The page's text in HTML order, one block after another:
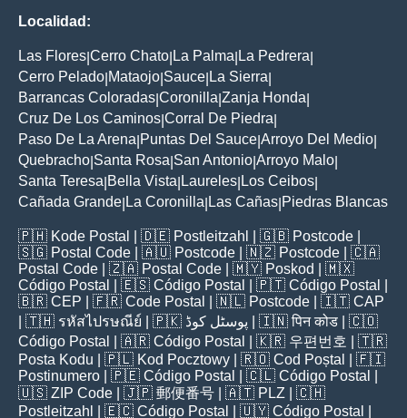
Localidad:
Las Flores Cerro Chato La Palma La Pedrera
Cerro Pelado Mataojo Sauce La Sierra
Barrancas Coloradas Coronilla Zanja Honda
Cruz De Los Caminos Corral De Piedra
Paso De La Arena Puntas Del Sauce Arroyo Del Medio
Quebracho Santa Rosa San Antonio Arroyo Malo
Santa Teresa Bella Vista Laureles Los Ceibos
Cañada Grande La Coronilla Las Cañas Piedras Blancas
🇵🇭 Kode Postal | 🇩🇪 Postleitzahl | 🇬🇧 Postcode
🇸🇬 Postal Code | 🇦🇺 Postcode | 🇳🇿 Postcode | 🇨🇦
Postal Code | 🇿🇦 Postal Code | 🇲🇾 Poskod
| 🇲🇽
Código Postal
| 🇪🇸 Código Postal | 🇵🇹 Código Postal
🇧🇷 CEP | 🇫🇷 Code Postal | 🇳🇱 Postcode | 🇮🇹 CAP
| 🇹🇭 รหัสไปรษณีย์ | 🇵🇰 پوسٹل کوڈ | 🇮🇳पिन कोड | 🇨🇴
Código Postal
| 🇦🇷 Código Postal | 🇰🇷 우편번호
| 🇹🇷
Posta Kodu | 🇵🇱 Kod Pocztowy | 🇷🇴 Cod Poștal
| 🇫🇮
Postinumero | 🇵🇪 Código Postal | 🇨🇱 Código Postal
🇺🇸 ZIP Code | 🇯🇵 郵便番号 | 🇦🇹 PLZ | 🇨🇭
Postleitzahl
| 🇪🇨 Código Postal | 🇺🇾 Código Postal